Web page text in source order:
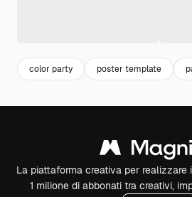
color party poster template
La piattaforma creativa per realizzare
1 milione di abbonati tra creativi,